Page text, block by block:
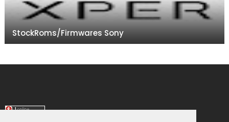
StockRoms/Firmwares Sony